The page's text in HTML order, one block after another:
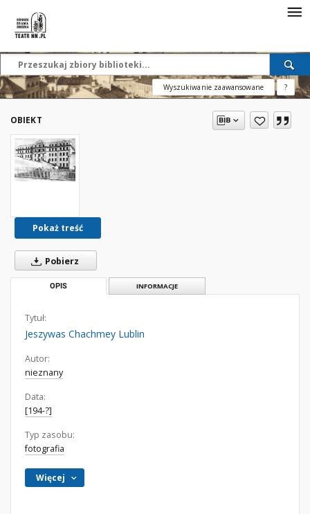
Wyszukiwanie zaawansowane ?
OBIEKT
Pokaż treść
Pobierz
OPIS INFORMACJE
Tytuł:
Jeszywas Chachmey Lublin
Autor:
nieznany
Data:
[194-?]
Typ zasobu:
fotografia
Więcej